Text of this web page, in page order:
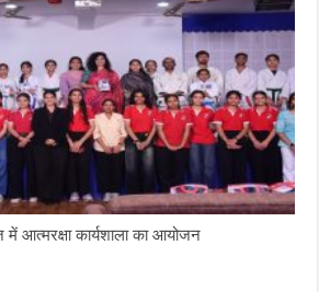
आत्मरक्षा कार्यशाला का आयोजन